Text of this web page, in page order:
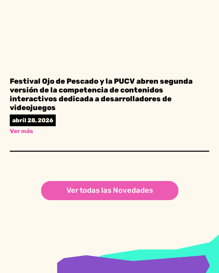
Festival Ojo de Pescado y la PUCV abren segunda
versión de la competencia de contenidos
interactivos dedicada a desarrolladores de
videojuegos
abril 28, 2026
Ver más
Ver todas las Novedades